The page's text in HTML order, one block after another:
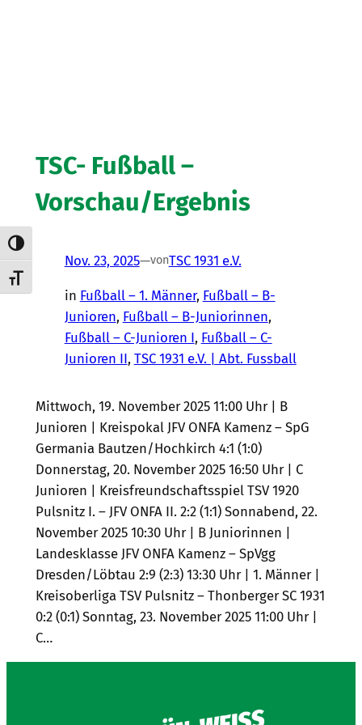
Umschalten auf hohe Kontraste
Schrift vergrößern
TSC- Fußball –
Vorschau/Ergebnis
Nov. 23, 2025—vonTSC 1931 e.V.
in Fußball – 1. Männer, Fußball – B-
Junioren, Fußball – B-Juniorinnen ,
Fußball – C-Junioren I, Fußball – C-
Junioren II, TSC 1931 e.V. | Abt. Fussball
Mittwoch, 19. November 2025 11:00 Uhr | B
Junioren | Kreispokal JFV ONFA Kamenz – SpG
Germania Bautzen/Hochkirch 4:1 (1:0)
Donnerstag, 20. November 2025 16:50 Uhr | C
Junioren | Kreisfreundschaftsspiel TSV 1920
Pulsnitz I. – JFV ONFA II. 2:2 (1:1) Sonnabend, 22.
November 2025 10:30 Uhr | B Juniorinnen |
Landesklasse JFV ONFA Kamenz – SpVgg
Dresden/Löbtau 2:9 (2:3) 13:30 Uhr | 1. Männer |
Kreisoberliga TSV Pulsnitz – Thonberger SC 1931
0:2 (0:1) Sonntag, 23. November 2025 11:00 Uhr |
C…